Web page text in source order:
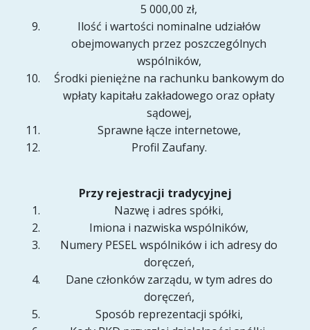
5 000,00 zł,
Ilość i wartości nominalne udziałów
obejmowanych przez poszczególnych
wspólników,
Środki pieniężne na rachunku bankowym do
wpłaty kapitału zakładowego oraz opłaty
sądowej,
Sprawne łącze internetowe,
Profil Zaufany.
Przy rejestracji tradycyjnej
Nazwę i adres spółki,
Imiona i nazwiska wspólników,
Numery PESEL wspólników i ich adresy do
doręczeń,
Dane członków zarządu, w tym adres do
doręczeń,
Sposób reprezentacji spółki,